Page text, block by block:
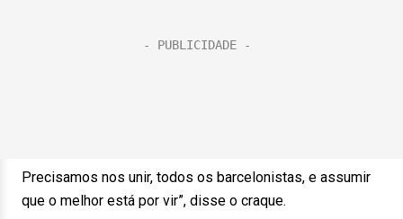
Precisamos nos unir, todos os barcelonistas, e assumir
que o melhor está por vir”, disse o craque.